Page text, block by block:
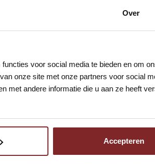
Over
voor social media te bieden en om
onze site met onze partners voor social
met andere informatie die u aan ze heeft
Accepteren